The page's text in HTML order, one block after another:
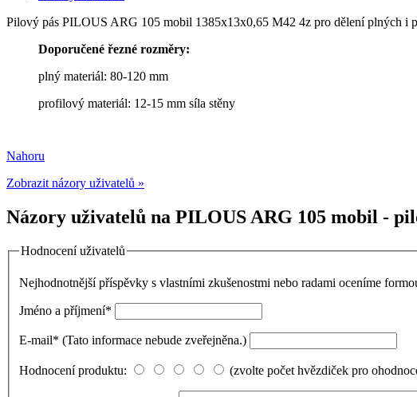
Pilový pás PILOUS ARG 105 mobil 1385x13x0,65 M42 4z pro dělení plných i
Doporučené řezné rozměry:
plný materiál: 80-120 mm
profilový materiál: 12-15 mm síla stěny
Nahoru
Zobrazit názory uživatelů »
Názory uživatelů na PILOUS ARG 105 mobil -
Hodnocení uživatelů
Nejhodnotnější příspěvky s vlastními zkušenostmi nebo radami oceníme
Jméno a příjmení*
E-mail* (Tato informace nebude zveřejněna.)
Hodnocení produktu: (zvolte počet hvězdiček pro